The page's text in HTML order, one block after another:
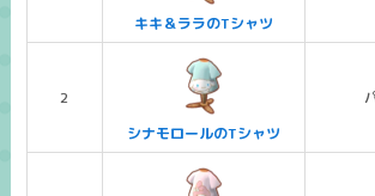
キキ＆ララのTシャツ
2
シナモロールのTシャツ